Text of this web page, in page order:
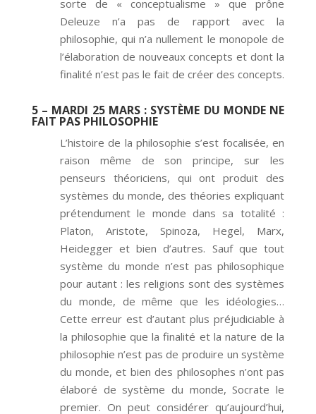
sorte de « conceptualisme » que prône
Deleuze n’a pas de rapport avec la
philosophie, qui n’a nullement le monopole de
l’élaboration de nouveaux concepts et dont la
finalité n’est pas le fait de créer des concepts.
5 – MARDI 25 MARS : SYSTÈME DU MONDE NE
FAIT PAS PHILOSOPHIE
L’histoire de la philosophie s’est focalisée, en
raison même de son principe, sur les
penseurs théoriciens, qui ont produit des
systèmes du monde, des théories expliquant
prétendument le monde dans sa totalité :
Platon, Aristote, Spinoza, Hegel, Marx,
Heidegger et bien d’autres. Sauf que tout
système du monde n’est pas philosophique
pour autant : les religions sont des systèmes
du monde, de même que les idéologies…
Cette erreur est d’autant plus préjudiciable à
la philosophie que la finalité et la nature de la
philosophie n’est pas de produire un système
du monde, et bien des philosophes n’ont pas
élaboré de système du monde, Socrate le
premier. On peut considérer qu’aujourd’hui,